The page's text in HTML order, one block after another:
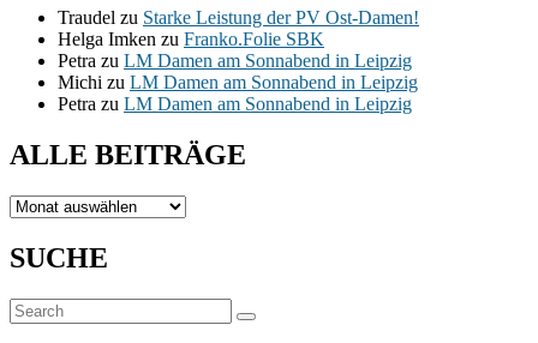
Traudel zu Starke Leistung der PV Ost-Damen!
Helga Imken zu Franko.Folie SBK
Petra zu LM Damen am Sonnabend in Leipzig
Michi zu LM Damen am Sonnabend in Leipzig
Petra zu LM Damen am Sonnabend in Leipzig
ALLE BEITRÄGE
ALLE
SUCHE
Suchen
nach:
Suchen